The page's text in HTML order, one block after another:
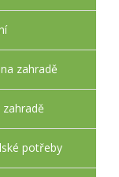
zahradě
zahradě
potřeby